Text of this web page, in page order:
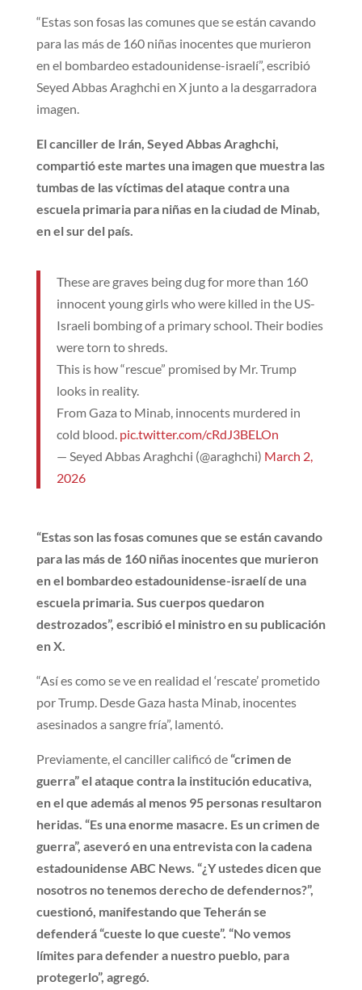
“Estas son fosas las comunes que se están cavando
para las más de 160 niñas inocentes que murieron
en el bombardeo estadounidense-israelí”, escribió
Seyed Abbas Araghchi en X junto a la desgarradora
imagen.
El canciller de Irán, Seyed Abbas Araghchi,
compartió este martes una imagen que muestra las
tumbas de las víctimas del ataque contra una
escuela primaria para niñas en la ciudad de Minab,
en el sur del país.
These are graves being dug for more than 160
innocent young girls who were killed in the US-
Israeli bombing of a primary school. Their bodies
were torn to shreds.
This is how “rescue” promised by Mr. Trump
looks in reality.
From Gaza to Minab, innocents murdered in
cold blood. pic.twitter.com/cRdJ3BELOn
— Seyed Abbas Araghchi (@araghchi) March 2,
2026
“Estas son las fosas comunes que se están cavando
para las más de 160 niñas inocentes que murieron
en el bombardeo estadounidense-israelí de una
escuela primaria. Sus cuerpos quedaron
destrozados”, escribió el ministro en su publicación
en X.
“Así es como se ve en realidad el ‘rescate’ prometido
por Trump. Desde Gaza hasta Minab, inocentes
asesinados a sangre fría”, lamentó.
Previamente, el canciller calificó de“crimen de
guerra” el ataque contra la institución educativa,
en el que además al menos 95 personas resultaron
heridas. “Es una enorme masacre. Es un crimen de
guerra”, aseveró en una entrevista con la cadena
estadounidense ABC News. “¿Y ustedes dicen que
nosotros no tenemos derecho de defendernos?”,
cuestionó, manifestando que Teherán se
defenderá “cueste lo que cueste”. “No vemos
límites para defender a nuestro pueblo, para
protegerlo”, agregó.